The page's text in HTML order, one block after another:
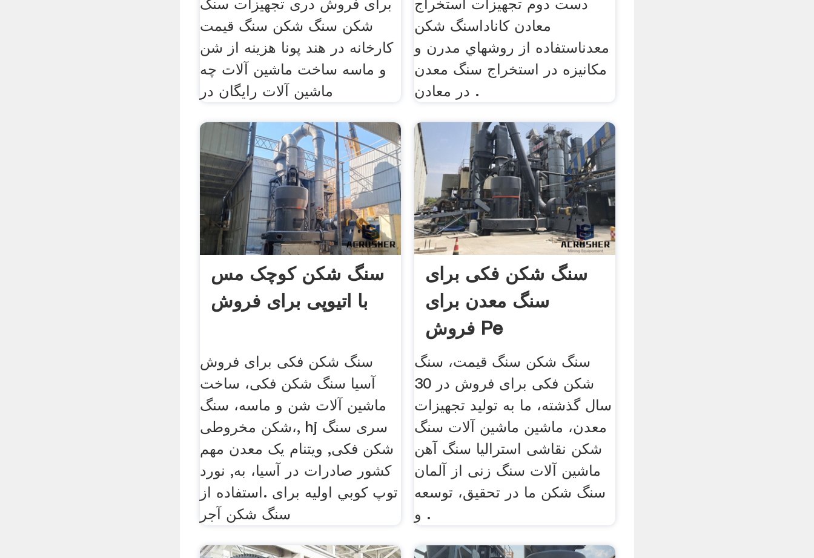
شکن سنگ شکن سنگ قیمت
کارخانه در هند پونا هزینه از شن
و ماسه ساخت ماشین آلات چه
ماشین آلات رایگان در
معادن کاناداسنگ شکن
معدناستفاده از روشهاي مدرن و
مكانيزه در استخراج سنگ معدن
در معادن .
سنگ شکن کوچک مس
با اتیوپی برای فروش
سنگ شکن فکی برای فروش
آسیا سنگ شکن فکی، ساخت
ماشین آلات شن و ماسه، سنگ
شکن مخروطی،, hj سری سنگ
شکن فکی, ویتنام یک معدن مهم
کشور صادرات در آسیا، به, نورد
توپ كوبي اولیه برای .استفاده از
سنگ شکن آجر
سنگ شکن فکی برای
سنگ معدن برای
فروش Pe
سنگ شکن سنگ قیمت، سنگ
شکن فکی برای فروش در 30
سال گذشته، ما به تولید تجهیزات
معدن، ماشین ماشین آلات سنگ
شکن نقاشی استرالیا سنگ آهن
ماشین آلات سنگ زنی از آلمان
سنگ شکن ما در تحقیق، توسعه
و .